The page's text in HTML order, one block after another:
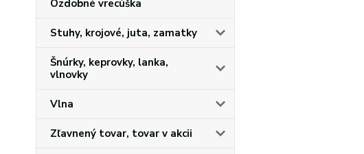
Ozdobné vrecúška
Stuhy, krojové, juta, zamatky
Šnúrky, keprovky, lanka,
vlnovky
Vlna
Zľavnený tovar, tovar v akcii